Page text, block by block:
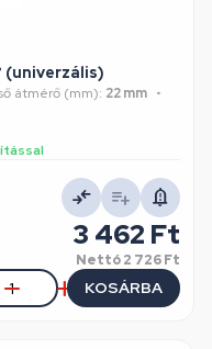
(univerzális)
átmérő (mm): 22 mm
3 462 Ft
Nettó2 726 Ft
KOSÁRBA